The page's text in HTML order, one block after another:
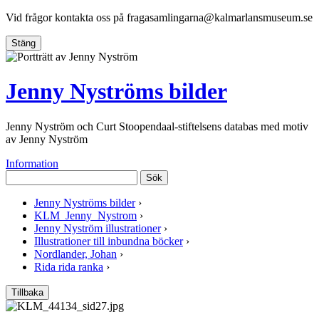
Vid frågor kontakta oss på fragasamlingarna@kalmarlansmuseum.se
Stäng
Jenny Nyströms bilder
Jenny Nyström och Curt Stoopendaal-stiftelsens databas med motiv
av Jenny Nyström
Information
Sök
Jenny Nyströms bilder ›
KLM_Jenny_Nystrom ›
Jenny Nyström illustrationer ›
Illustrationer till inbundna böcker ›
Nordlander, Johan ›
Rida rida ranka ›
Tillbaka